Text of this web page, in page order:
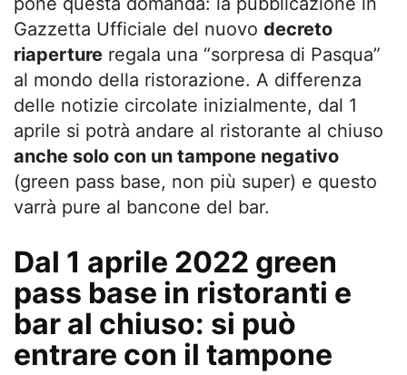
Gazzetta Ufficiale del nuovo decreto
riaperture regala una “sorpresa di Pasqua”
al mondo della ristorazione. A differenza
delle notizie circolate inizialmente, dal 1
aprile si potrà andare al ristorante al chiuso
anche solo con un tampone negativo
(green pass base, non più super) e questo
varrà pure al bancone del bar.
Dal 1 aprile 2022 green
pass base in ristoranti e
bar al chiuso: si può
entrare con il tampone